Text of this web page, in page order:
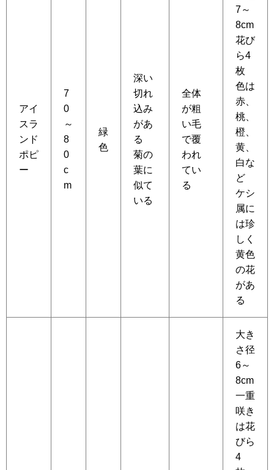
アイ
スラ
ンド
ポピ
ー
7
0
～
8
0
c
m
緑
色
深い
切れ
込み
があ
る
菊の
葉に
似て
いる
全体
が粗
い毛
で覆
われ
てい
る
7～
8cm
花び
ら4
枚
色は
赤、
桃、
橙、
黄、
白な
ど
ケシ
属に
は珍
しく
黄色
の花
があ
る
大き
さ径
6～
8cm
一重
咲き
は花
びら
4